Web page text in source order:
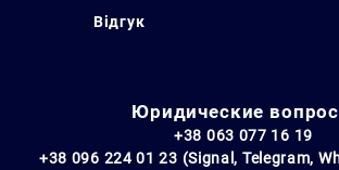
Відгук
Юридические
+38 063 077 16 19
+38 096 224 01 23 (Signal, Telegram,